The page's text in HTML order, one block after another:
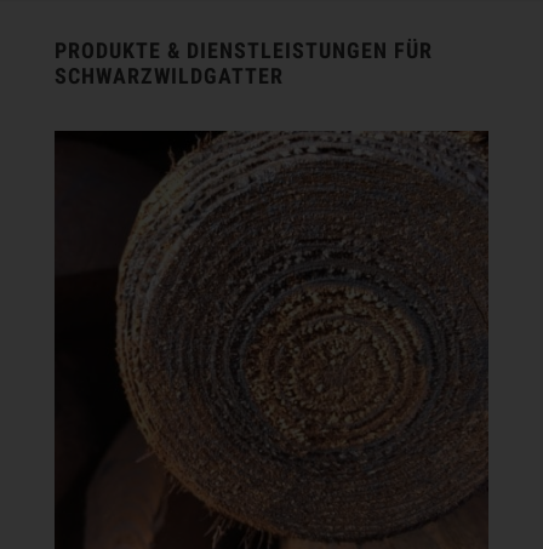
PRODUKTE & DIENSTLEISTUNGEN FÜR
SCHWARZWILDGATTER